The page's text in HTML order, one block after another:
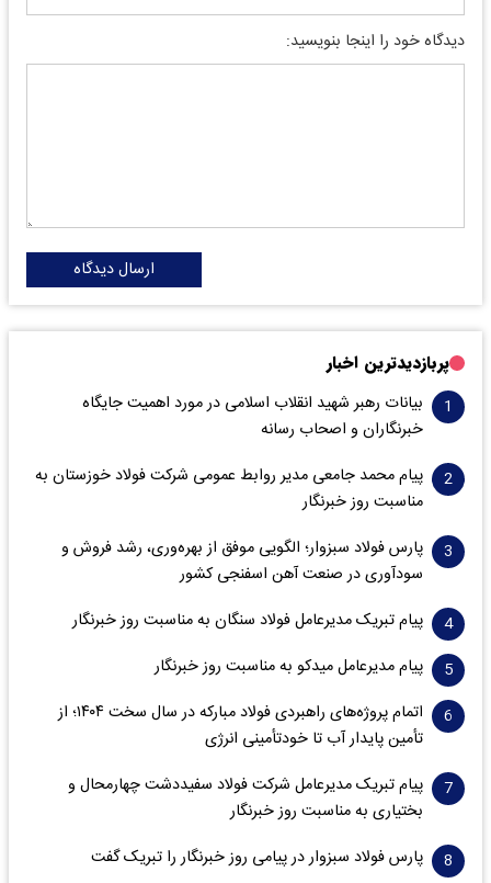
دیدگاه خود را اینجا بنویسید:
ارسال دیدگاه
پربازدیدترین اخبار
بیانات رهبر شهید انقلاب اسلامی در مورد اهمیت جایگاه
خبرنگاران و اصحاب رسانه
پیام محمد جامعی مدیر روابط عمومی شرکت فولاد خوزستان به
مناسبت روز خبرنگار
پارس فولاد سبزوار؛ الگویی موفق از بهره‌وری، رشد فروش و
سود‌آوری در صنعت آهن اسفنجی کشور
پیام تبریک مدیرعامل فولاد سنگان به مناسبت روز خبرنگار
پیام مدیرعامل میدکو به مناسبت روز خبرنگار
اتمام پروژه‌های راهبردی فولاد مبارکه در سال سخت ۱۴۰۴؛ از
تأمین پایدار آب تا خودتأمینی انرژی
پیام تبریک مدیرعامل شرکت فولاد سفیددشت چهارمحال و
بختیاری به مناسبت روز خبرنگار
پارس فولاد سبزوار در پیامی روز خبرنگار را تبریک گفت